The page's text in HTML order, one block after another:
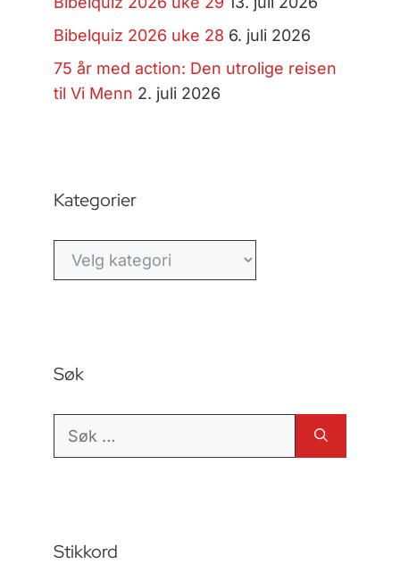
Bibelquiz 2026 uke 28 6. juli 2026
75 år med action: Den utrolige reisen
til Vi Menn 2. juli 2026
Kategorier
Kategorier
Søk
Søk
Stikkord